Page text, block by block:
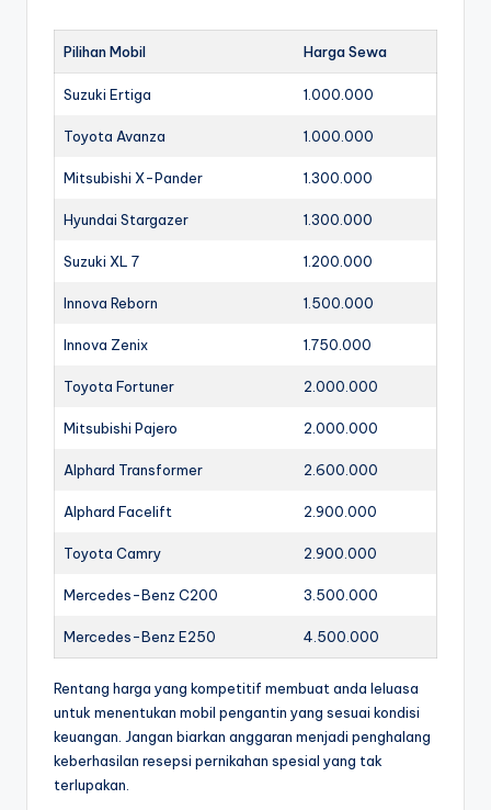
Pilihan Mobil Harga Sewa
Suzuki Ertiga 1.000.000
Toyota Avanza 1.000.000
Mitsubishi X-Pander 1.300.000
Hyundai Stargazer 1.300.000
Suzuki XL 7 1.200.000
Innova Reborn 1.500.000
Innova Zenix 1.750.000
Toyota Fortuner 2.000.000
Mitsubishi Pajero 2.000.000
Alphard Transformer 2.600.000
Alphard Facelift 2.900.000
Toyota Camry 2.900.000
Mercedes-Benz C200 3.500.000
Mercedes-Benz E250 4.500.000
Rentang harga yang kompetitif membuat anda leluasa
untuk menentukan mobil pengantin yang sesuai kondisi
keuangan. Jangan biarkan anggaran menjadi penghalang
keberhasilan resepsi pernikahan spesial yang tak
terlupakan.